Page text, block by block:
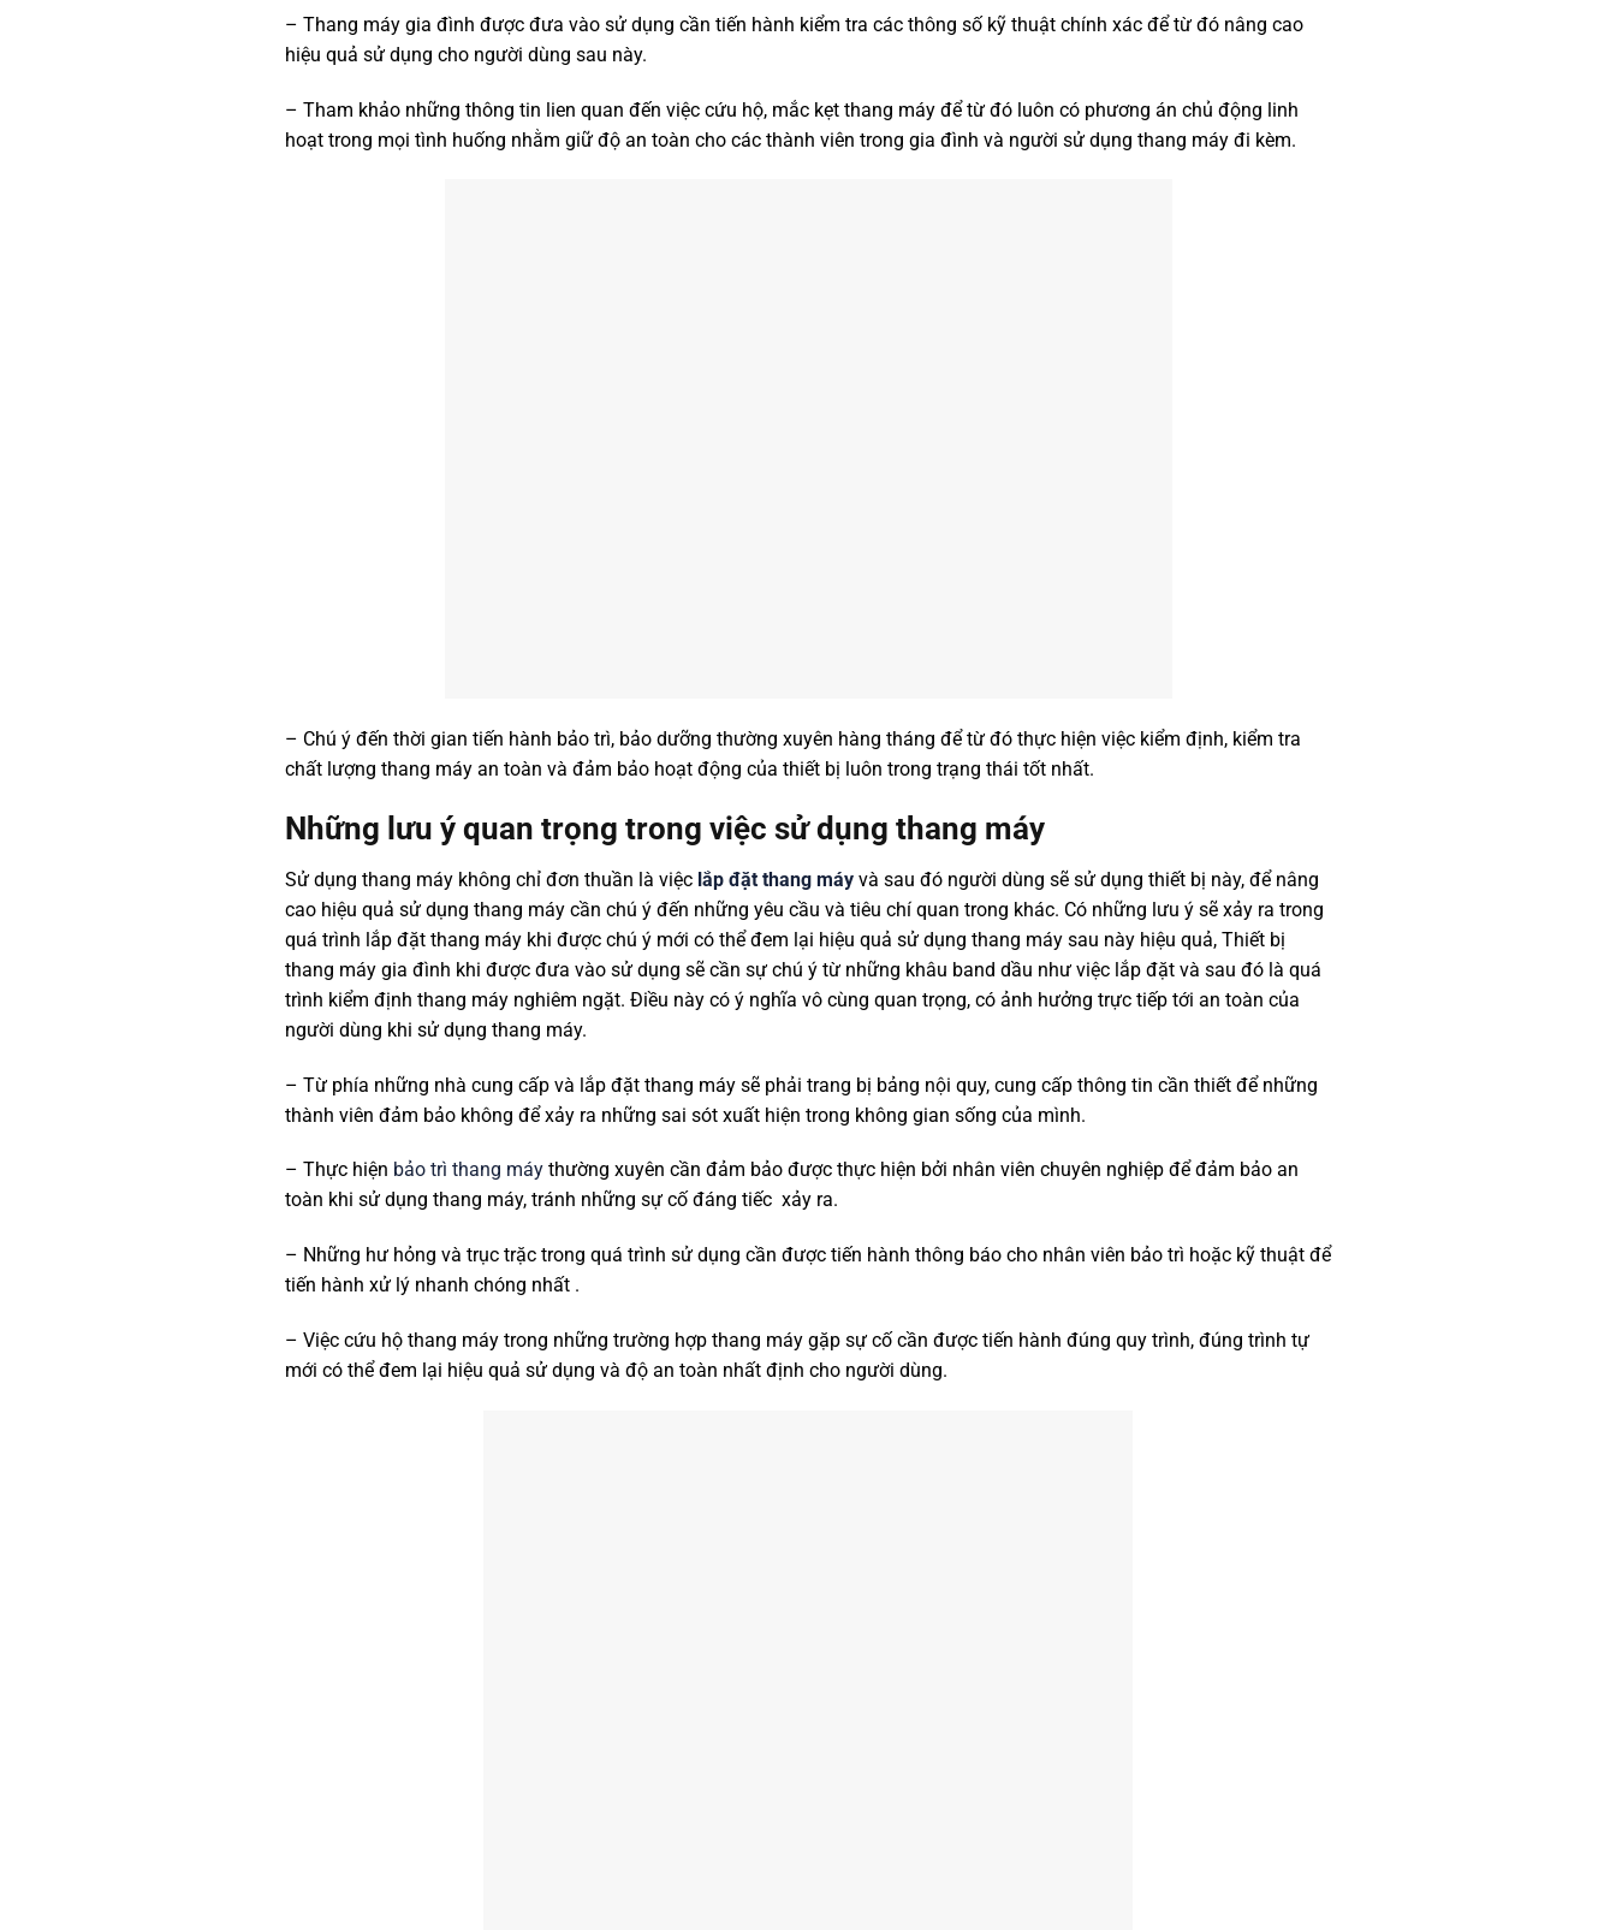
– Thang máy gia đình được đưa vào sử dụng cần tiến hành kiểm tra các thông số kỹ thuật chính xác để từ đó nâng cao
hiệu quả sử dụng cho người dùng sau này.
– Tham khảo những thông tin lien quan đến việc cứu hộ, mắc kẹt thang máy để từ đó luôn có phương án chủ động linh
hoạt trong mọi tình huống nhằm giữ độ an toàn cho các thành viên trong gia đình và người sử dụng thang máy đi kèm.
– Chú ý đến thời gian tiến hành bảo trì, bảo dưỡng thường xuyên hàng tháng để từ đó thực hiện việc kiểm định, kiểm tra
chất lượng thang máy an toàn và đảm bảo hoạt động của thiết bị luôn trong trạng thái tốt nhất.
Những lưu ý quan trọng trong việc sử dụng thang máy
Sử dụng thang máy không chỉ đơn thuần là việc lắp đặt thang máy và sau đó người dùng sẽ sử dụng thiết bị này, để nâng
cao hiệu quả sử dụng thang máy cần chú ý đến những yêu cầu và tiêu chí quan trong khác. Có những lưu ý sẽ xảy ra trong
quá trình lắp đặt thang máy khi được chú ý mới có thể đem lại hiệu quả sử dụng thang máy sau này hiệu quả, Thiết bị
thang máy gia đình khi được đưa vào sử dụng sẽ cần sự chú ý từ những khâu band dầu như việc lắp đặt và sau đó là quá
trình kiểm định thang máy nghiêm ngặt. Điều này có ý nghĩa vô cùng quan trọng, có ảnh hưởng trực tiếp tới an toàn của
người dùng khi sử dụng thang máy.
– Từ phía những nhà cung cấp và lắp đặt thang máy sẽ phải trang bị bảng nội quy, cung cấp thông tin cần thiết để những
thành viên đảm bảo không để xảy ra những sai sót xuất hiện trong không gian sống của mình.
– Thực hiện bảo trì thang máy thường xuyên cần đảm bảo được thực hiện bởi nhân viên chuyên nghiệp để đảm bảo an
toàn khi sử dụng thang máy, tránh những sự cố đáng tiếc xảy ra.
– Những hư hỏng và trục trặc trong quá trình sử dụng cần được tiến hành thông báo cho nhân viên bảo trì hoặc kỹ thuật để
tiến hành xử lý nhanh chóng nhất .
– Việc cứu hộ thang máy trong những trường hợp thang máy gặp sự cố cần được tiến hành đúng quy trình, đúng trình tự
mới có thể đem lại hiệu quả sử dụng và độ an toàn nhất định cho người dùng.